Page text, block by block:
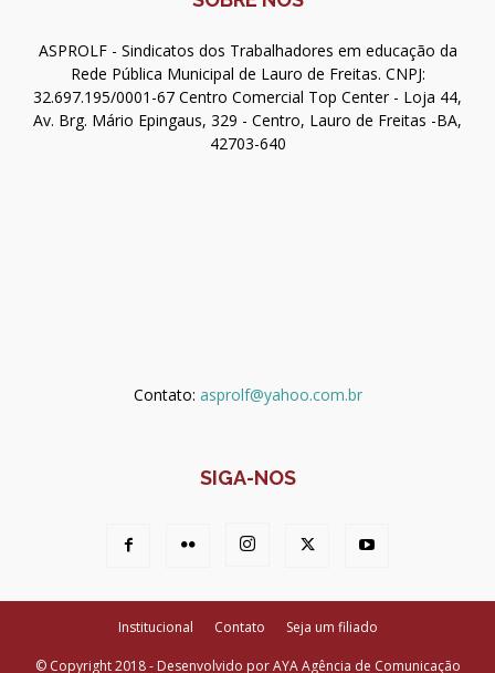
ASPROLF - Sindicatos dos Trabalhadores em educação da
Rede Pública Municipal de Lauro de Freitas. CNPJ:
32.697.195/0001-67 Centro Comercial Top Center - Loja 44,
Av. Brg. Mário Epingaus, 329 - Centro, Lauro de Freitas -BA,
42703-640
Contato: asprolf@yahoo.com.br
SIGA-NOS
Institucional Contato Seja um filiado
© Copyright 2018 - Desenvolvido por AYA Agência de Comunicação